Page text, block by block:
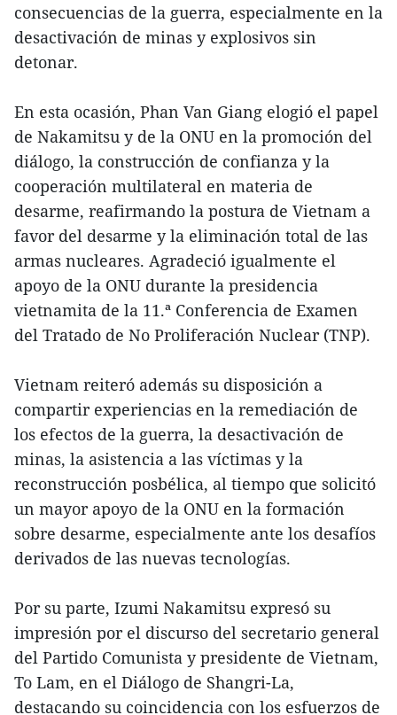
consecuencias de la guerra, especialmente en la
desactivación de minas y explosivos sin
detonar.
En esta ocasión, Phan Van Giang elogió el papel
de Nakamitsu y de la ONU en la promoción del
diálogo, la construcción de confianza y la
cooperación multilateral en materia de
desarme, reafirmando la postura de Vietnam a
favor del desarme y la eliminación total de las
armas nucleares. Agradeció igualmente el
apoyo de la ONU durante la presidencia
vietnamita de la 11.ª Conferencia de Examen
del Tratado de No Proliferación Nuclear (TNP).
Vietnam reiteró además su disposición a
compartir experiencias en la remediación de
los efectos de la guerra, la desactivación de
minas, la asistencia a las víctimas y la
reconstrucción posbélica, al tiempo que solicitó
un mayor apoyo de la ONU en la formación
sobre desarme, especialmente ante los desafíos
derivados de las nuevas tecnologías.
Por su parte, Izumi Nakamitsu expresó su
impresión por el discurso del secretario general
del Partido Comunista y presidente de Vietnam,
To Lam, en el Diálogo de Shangri-La,
destacando su coincidencia con los esfuerzos de